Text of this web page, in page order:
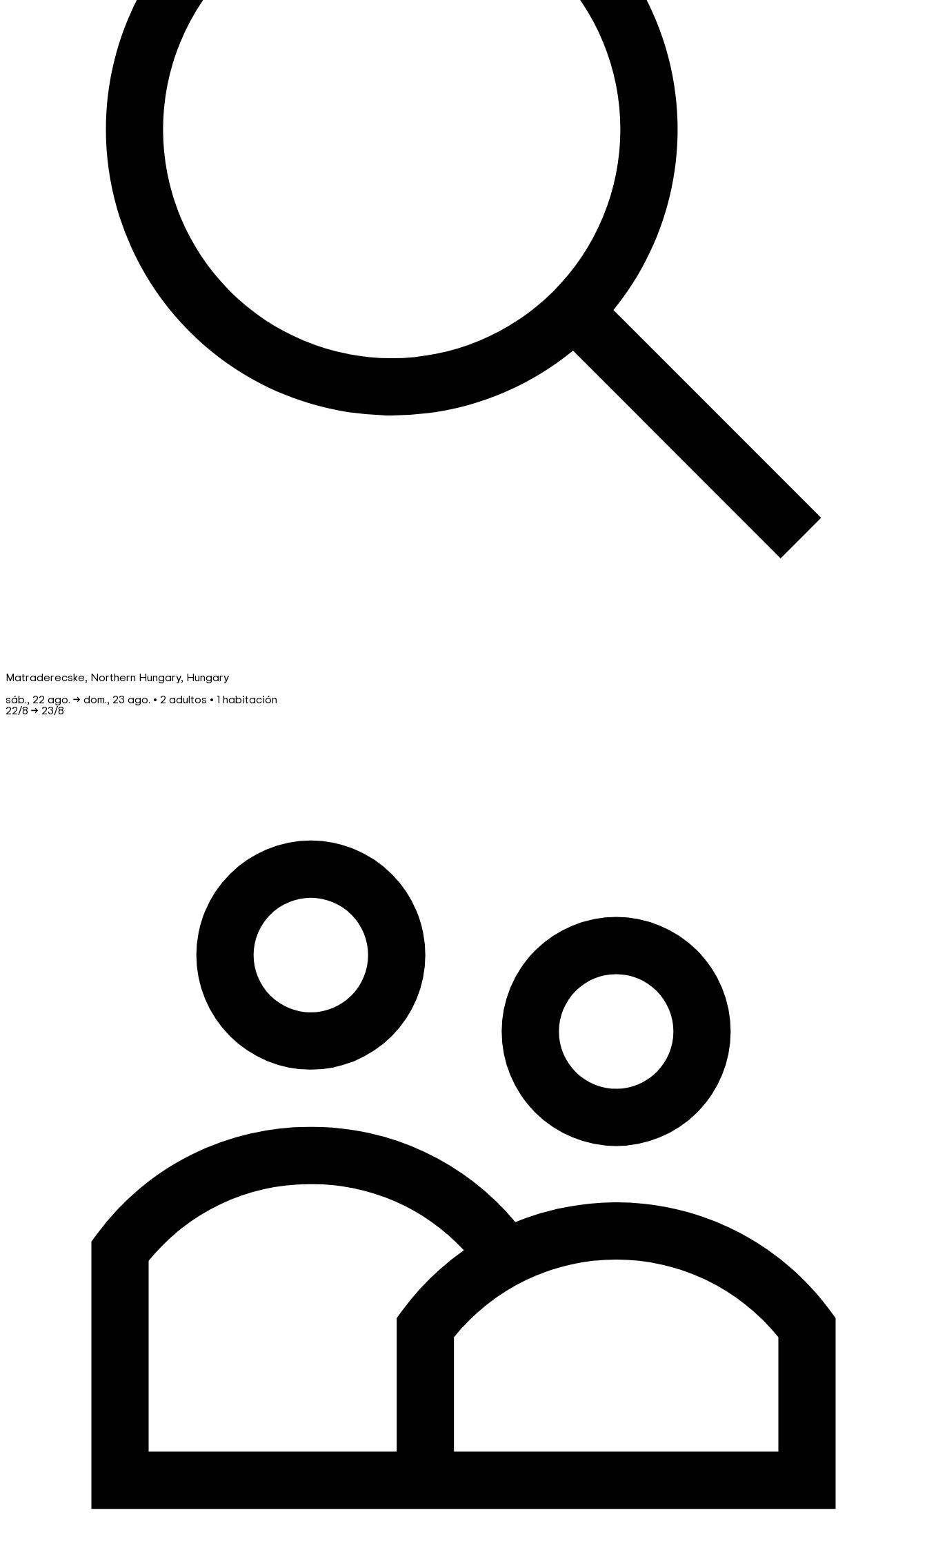
Matraderecske, Northern Hungary, Hungary
sáb., 22 ago. → dom., 23 ago. • 2 adultos • 1 habitación
22/8 → 23/8